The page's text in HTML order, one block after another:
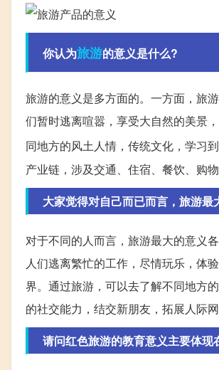
你认为旅游的意义是什么?
旅游的意义是多方面的。一方面，旅
们暂时逃离喧嚣，享受大自然的美景
同地方的风土人情，传统文化，学习
产业链，涉及交通、住宿、餐饮、购
大家觉得对自己而已而言，旅游最
对于不同的人而言，旅游最大的意义
人们逃离繁忙的工作，尽情玩乐，体
界。通过旅游，可以去了解不同地方
的社交能力，结交新朋友，拓展人际
请问红色旅游的教育意义主要体现